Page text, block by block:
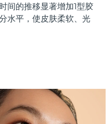
间的推移显著增加1型胶
水平，使皮肤柔软、光